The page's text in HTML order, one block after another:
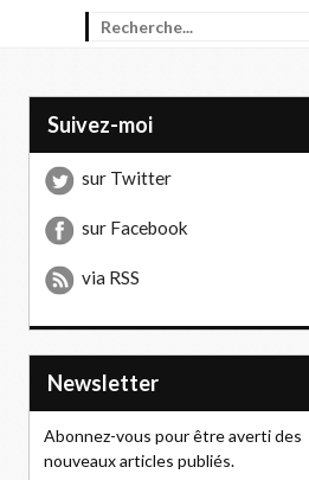
Suivez-moi
sur Twitter
sur Facebook
via RSS
Newsletter
Abonnez-vous pour être averti des
nouveaux articles publiés.